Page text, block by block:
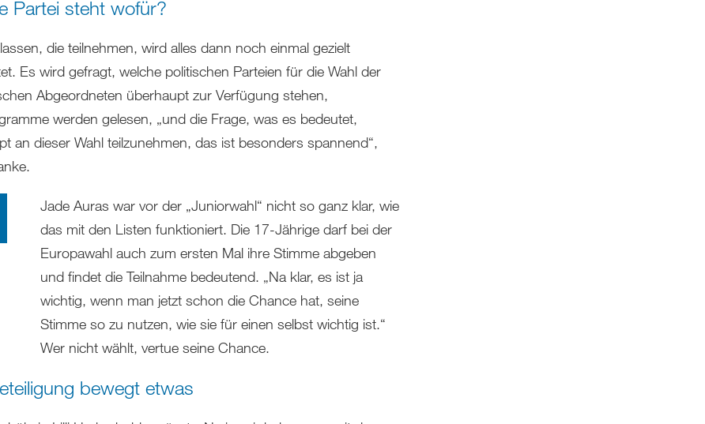
Partei steht wofür?
die teilnehmen, wird alles dann noch einmal gezielt
Es wird gefragt, welche politischen Parteien für die Wahl der
Abgeordneten überhaupt zur Verfügung stehen,
werden gelesen, „und die Frage, was es bedeutet,
an dieser Wahl teilzunehmen, das ist besonders spannend“,
Jade Auras war vor der „Juniorwahl“ nicht so ganz klar, wie
das mit den Listen funktioniert. Die 17-Jährige darf bei der
Europawahl auch zum ersten Mal ihre Stimme abgeben
und findet die Teilnahme bedeutend. „Na klar, es ist ja
wichtig, wenn man jetzt schon die Chance hat, seine
Stimme so zu nutzen, wie sie für einen selbst wichtig ist.“
Wer nicht wählt, vertue seine Chance.
bewegt etwas